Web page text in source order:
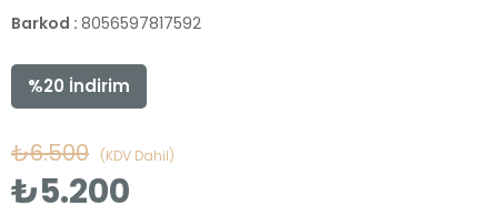
Barkod : 8056597817592
%20 İndirim
₺6.500 (KDV Dahil)
₺5.200